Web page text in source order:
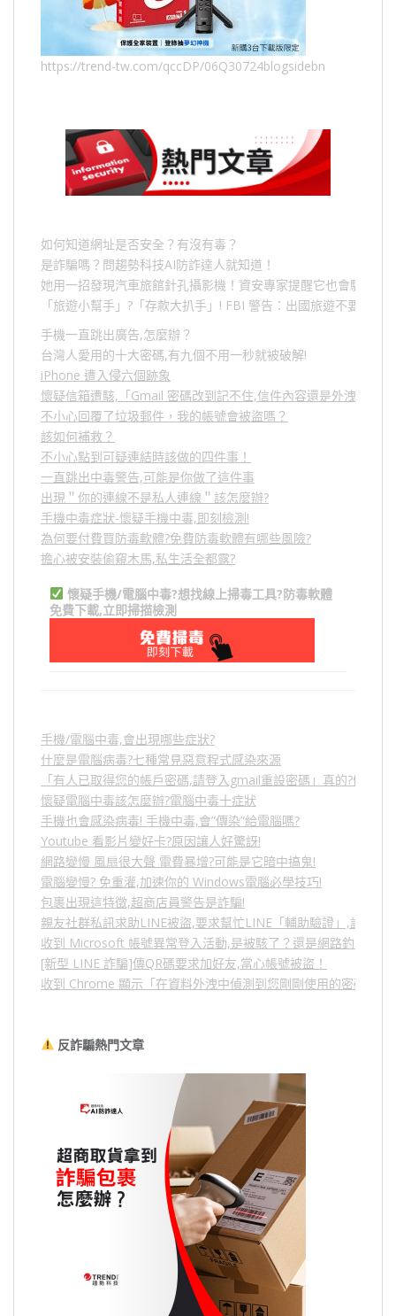
https://trend-tw.com/qccDP/06Q30724blogsidebn
如何知道網址是否安全？有沒有毒？
是詐騙嗎？問趨勢科技AI防詐達人就知道！
她用一招發現汽車旅館針孔攝影機！資安專家提醒它也會駭人成
「旅遊小幫手」 ? 「存款大扒手」 ! FBI 警告：出國旅遊不要做的
手機一直跳出廣告,怎麼辦？
台灣人愛用的十大密碼,有九個不用一秒就被破解!
iPhone 遭入侵六個跡象
懷疑信箱遭駭,「Gmail 密碼改到記不住,信件內容還是外洩？」,
不小心回覆了垃圾郵件，我的帳號會被盜嗎？
該如何補救？
不小心點到可疑連結時該做的四件事！
一直跳出中毒警告,可能是你做了這件事
出現＂你的連線不是私人連線＂該怎麼辦?
手機中毒症狀-懷疑手機中毒,即刻檢測!
為何要付費買防毒軟體?免費防毒軟體有哪些風險?
擔心被安裝偷窺木馬,私生活全都露?
懷疑手機/電腦中毒?想找線上掃毒工具?防毒軟體
免費下載,立即掃描檢測
手機/電腦中毒,會出現哪些症狀?
什麼是電腦病毒?七種常見惡意程式感染來源
「有人已取得您的帳戶密碼,請登入gmail重設密碼」真的?假的?5
懷疑電腦中毒該怎麼辦?電腦中毒十症狀
手機也會感染病毒! 手機中毒,會”傳染”給電腦嗎?
Youtube 看影片變好卡?原因讓人好驚訝!
網路變慢 風扇很大聲 電費暴增?可能是它暗中搞鬼!
電腦變慢? 免重灌,加速你的 Windows電腦必學技巧!
包裹出現這特徵,超商店員警告是詐騙!
親友社群私訊求助LINE被盜,要求幫忙LINE「輔助驗證」,詐騙
收到 Microsoft 帳號異常登入活動,是被駭了？還是網路釣魚？
[新型 LINE 詐騙]傳QR碼要求加好友,當心帳號被盜！
收到 Chrome 顯示「在資料外洩中偵測到您剛剛使用的密碼」
反詐騙熱門文章